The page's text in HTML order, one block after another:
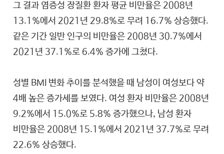
그 결과 염증성 장질환 환자 평균 비만율은 2008년
13.1%에서 2021년 29.8%로 무려 16.7% 상승했다.
같은 기간 일반 인구의 비만율은 2008년 30.7%에서
2021년 37.1%로 6.4% 증가에 그쳤다.
성별 BMI 변화 추이를 분석했을 때 남성이 여성보다 약
4배 높은 증가세를 보였다. 여성 환자 비만율은 2008년
9.2%에서 15.0%로 5.8% 증가했으나, 남성 환자
비만율은 2008년 15.1%에서 2021년 37.7%로 무려
22.6% 상승했다.